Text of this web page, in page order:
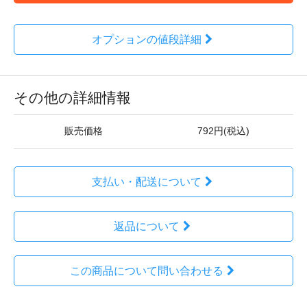
オプションの値段詳細
その他の詳細情報
販売価格 792円(税込)
支払い・配送について
返品について
この商品について問い合わせる